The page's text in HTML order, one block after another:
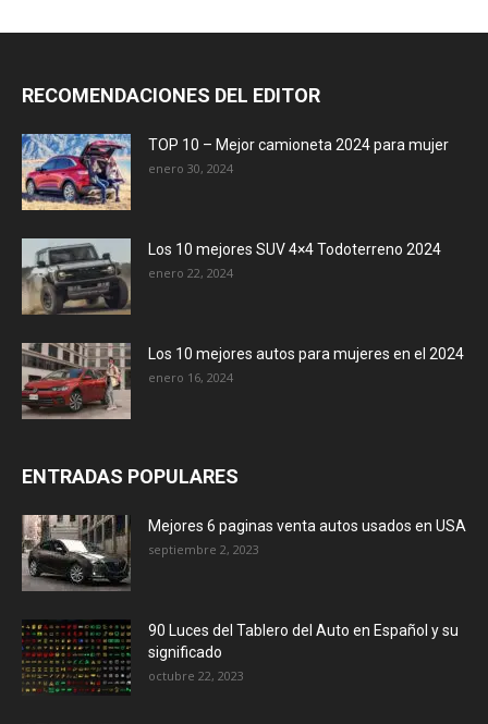
RECOMENDACIONES DEL EDITOR
TOP 10 – Mejor camioneta 2024 para mujer
enero 30, 2024
Los 10 mejores SUV 4×4 Todoterreno 2024
enero 22, 2024
Los 10 mejores autos para mujeres en el 2024
enero 16, 2024
ENTRADAS POPULARES
Mejores 6 paginas venta autos usados en USA
septiembre 2, 2023
90 Luces del Tablero del Auto en Español y su
significado
octubre 22, 2023